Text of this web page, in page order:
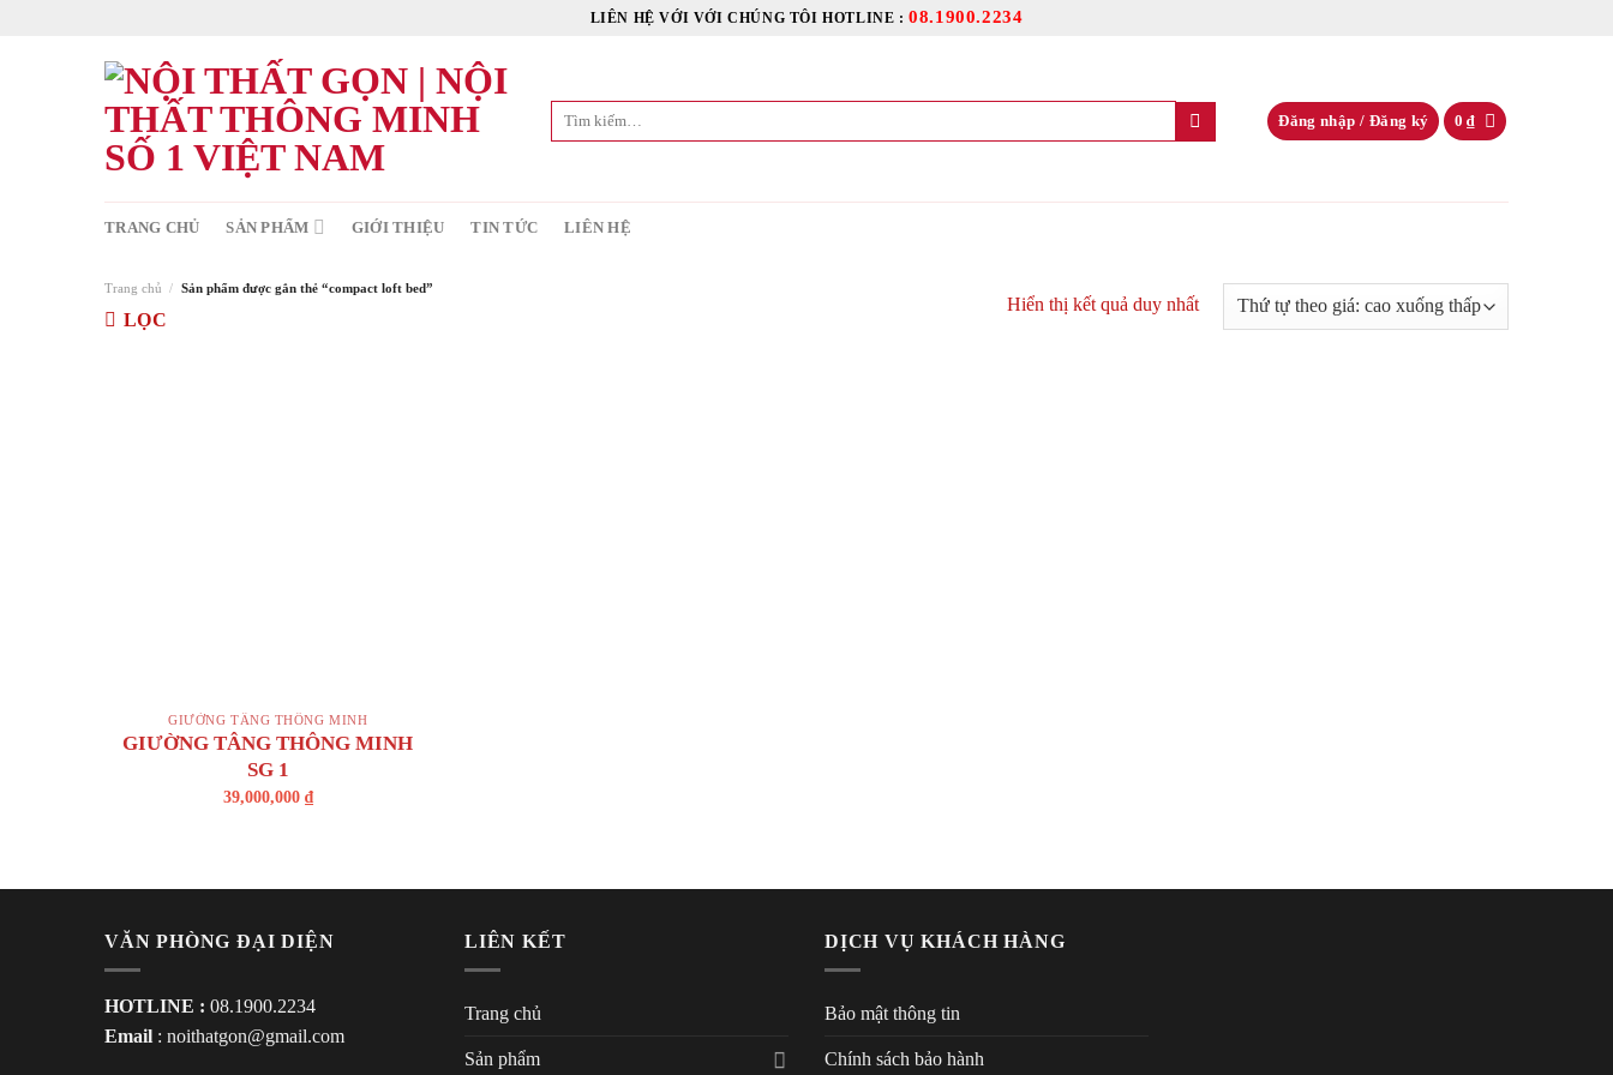
LIÊN HỆ VỚI VỚI CHÚNG TÔI HOTLINE :08.1900.2234
Tìm
Đăng nhập / Đăng ký 0₫
TRANG CHỦ SẢN PHẨM GIỚI THIỆU TIN TỨC LIÊN HỆ
Trang chủ / Sản phẩm được gắn thẻ “compact loft bed”
LỌC
Hiển thị kết quả duy nhất
GIƯỜNG TẦNG THÔNG MINH
GIƯỜNG TÂNG THÔNG MINH
SG 1
39,000,000 ₫
VĂN PHÒNG ĐẠI DIỆN
HOTLINE : 08.1900.2234
Email : noithatgon@gmail.com
LIÊN KẾT
Trang chủ
Sản phẩm
DỊCH VỤ KHÁCH HÀNG
Bảo mật thông tin
Chính sách bảo hành